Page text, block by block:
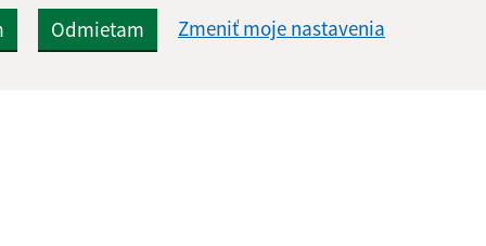
Odmietam Zmeniť moje nastavenia